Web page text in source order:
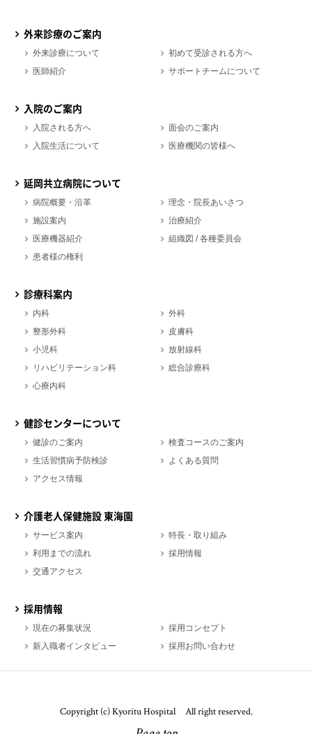
外来診療のご案内
外来診療について
初めて受診される方へ
医師紹介
サポートチームについて
入院のご案内
入院される方へ
面会のご案内
入院生活について
医療機関の皆様へ
延岡共立病院について
病院概要・沿革
理念・院長あいさつ
施設案内
治療紹介
医療機器紹介
組織図 / 各種委員会
患者様の権利
診療科案内
内科
外科
整形外科
皮膚科
小児科
放射線科
リハビリテーション科
総合診療科
心療内科
健診センターについて
健診のご案内
検査コースのご案内
生活習慣病予防検診
よくある質問
アクセス情報
介護老人保健施設 東海園
サービス案内
特長・取り組み
利用までの流れ
採用情報
交通アクセス
採用情報
現在の募集状況
採用コンセプト
新入職者インタビュー
採用お問い合わせ
Copyright (c) Kyoritu Hospital All right reserved.